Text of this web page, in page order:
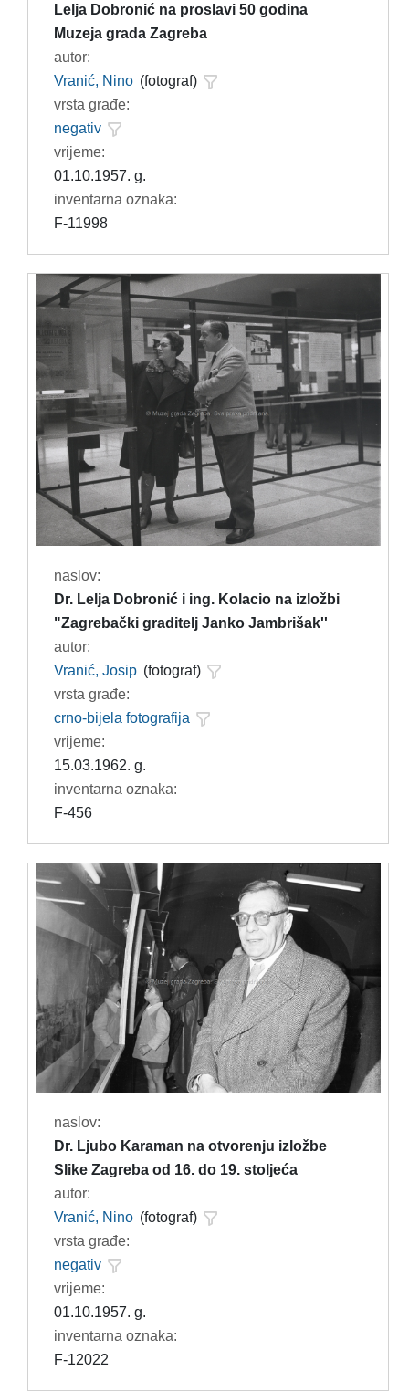
Lelja Dobronić na proslavi 50 godina
Muzeja grada Zagreba
autor:
Vranić, Nino (fotograf)
vrsta građe:
negativ
vrijeme:
01.10.1957. g.
inventarna oznaka:
F-11998
naslov:
Dr. Lelja Dobronić i ing. Kolacio na izložbi
"Zagrebački graditelj Janko Jambrišak''
autor:
Vranić, Josip (fotograf)
vrsta građe:
crno-bijela fotografija
vrijeme:
15.03.1962. g.
inventarna oznaka:
F-456
naslov:
Dr. Ljubo Karaman na otvorenju izložbe
Slike Zagreba od 16. do 19. stoljeća
autor:
Vranić, Nino (fotograf)
vrsta građe:
negativ
vrijeme:
01.10.1957. g.
inventarna oznaka:
F-12022